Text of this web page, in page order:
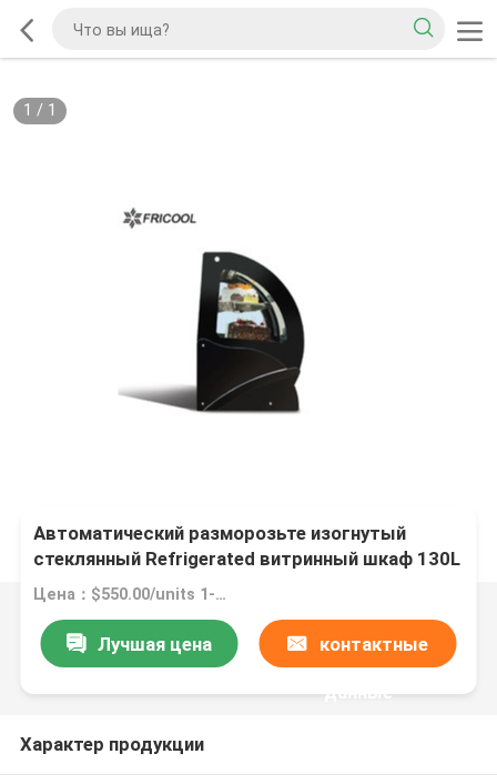
1 / 1
Автоматический разморозьте изогнутый
стеклянный Refrigerated витринный шкаф 130L
пирога для магазина торта
Цена：$550.00/units 1-4 units
Лучшая цена контактные
данные
Характер продукции